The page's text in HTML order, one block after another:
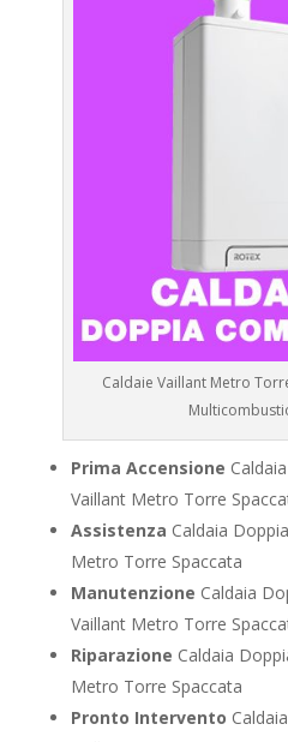
Caldaie Vaillant Metro
Prima Accensione
Vaillant Metro Torre
Assistenza Caldaia
Metro Torre Spaccata
Manutenzione Caldaia
Vaillant Metro Torre
Riparazione Caldaia
Metro Torre Spaccata
Pronto Intervento